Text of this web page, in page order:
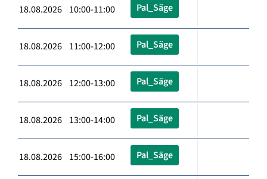
18.08.2026 10:00-11:00 Pal_Säge
18.08.2026 11:00-12:00 Pal_Säge
18.08.2026 12:00-13:00 Pal_Säge
18.08.2026 13:00-14:00 Pal_Säge
18.08.2026 15:00-16:00 Pal_Säge